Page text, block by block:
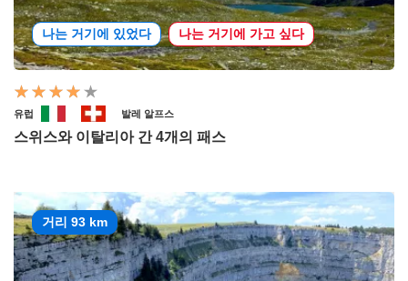
나는 거기에 있었다 나는 거기에 가고 싶다
유럽 발레 알프스
스위스와 이탈리아 간 4개의 패스
거리 93 km